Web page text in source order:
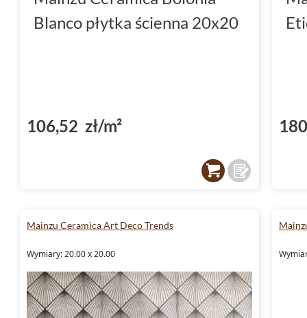
Blanco płytka ścienna 20x20
106,52 zł/m²
Mainzu Ceramica Art Deco Trends
Wymiary: 20.00 x 20.00